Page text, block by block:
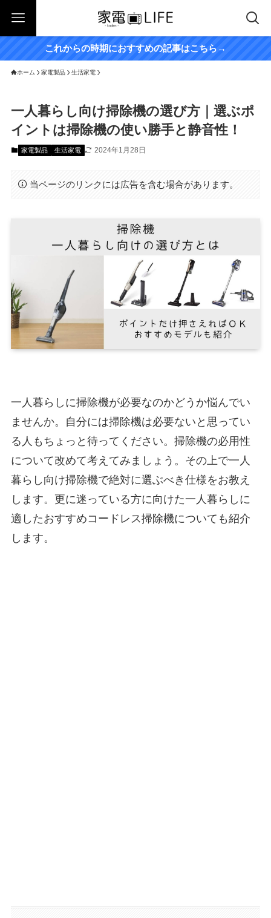
これからの時期におすすめの記事はこちら→
ホーム 家電製品 生活家電
一人暮らし向け掃除機の選び方｜選ぶポ
イントは掃除機の使い勝手と静音性！
家電製品 生活家電 2024年1月28日
当ページのリンクには広告を含む場合があります。
一人暮らしに掃除機が必要なのかどうか悩んでい
ませんか。自分には掃除機は必要ないと思ってい
る人もちょっと待ってください。掃除機の必用性
について改めて考えてみましょう。その上で一人
暮らし向け掃除機で絶対に選ぶべき仕様をお教え
します。更に迷っている方に向けた一人暮らしに
適したおすすめコードレス掃除機についても紹介
します。